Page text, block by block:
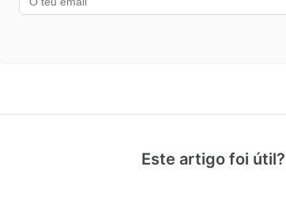
Este artigo foi útil?